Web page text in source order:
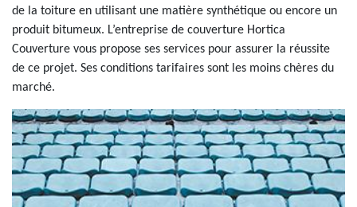
de la toiture en utilisant une matière synthétique ou encore un
produit bitumeux. L’entreprise de couverture Hortica
Couverture vous propose ses services pour assurer la réussite
de ce projet. Ses conditions tarifaires sont les moins chères du
marché.